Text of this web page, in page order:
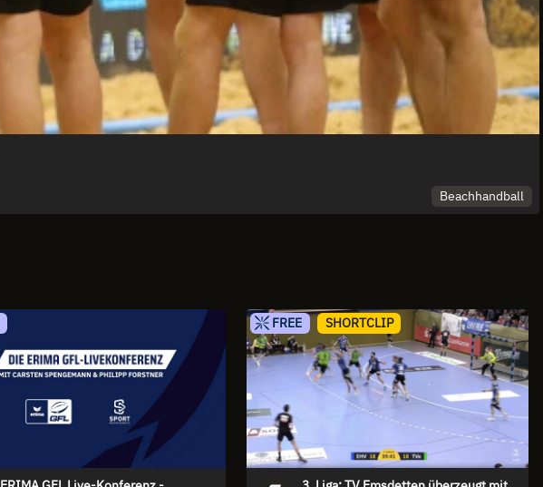
Beachhandball
FREE SHORTCLIP